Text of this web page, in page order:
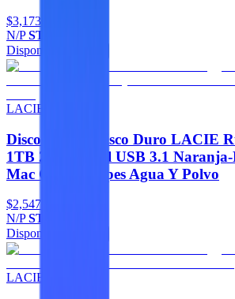
$3,173
N/PSTFR2000800
Disponible
LACIE
Discos Duros Disco Duro LACIE
1TB 2.5 Portatil USB 3.1
Mac Contragolpes Agua Y Polvo
$2,547
N/PSTFR1000800
Disponible
LACIE